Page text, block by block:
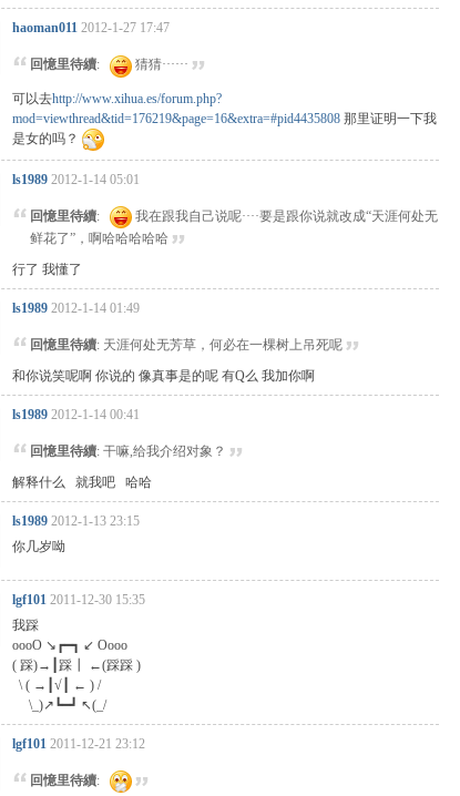
haoman011 2012-1-27 17:47
回憶里待續: 猜猜······
可以去http://www.xihua.es/forum.php?
mod=viewthread&tid=176219&page=16&extra=#pid4435808 那里证明一下我
是女的吗？
ls1989 2012-1-14 05:01
回憶里待續:
我在跟我自己说呢····要是跟你说就改成“天涯何处无
鲜花了”，啊哈哈哈哈哈
行了 我懂了
ls1989 2012-1-14 01:49
回憶里待續: 天涯何处无芳草，何必在一棵树上吊死呢
和你说笑呢啊 你说的 像真事是的呢 有Q么 我加你啊
ls1989 2012-1-14 00:41
回憶里待續: 干嘛,给我介绍对象？
解释什么 就我吧 哈哈
ls1989 2012-1-13 23:15
你几岁呦
lgf101 2011-12-30 15:35
我踩
oooO ↘┏━┓ ↙ Oooo
( 踩)→┃踩┃ ←(踩踩 )
\ ( →┃√┃ ← ) /
\_)↗┗━┛ ↖(_/
lgf101 2011-12-21 23:12
回憶里待續: